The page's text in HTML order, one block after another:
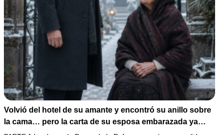
Volvió del hotel de su amante y encontró su anillo sobre
la cama… pero la carta de su esposa embarazada ya